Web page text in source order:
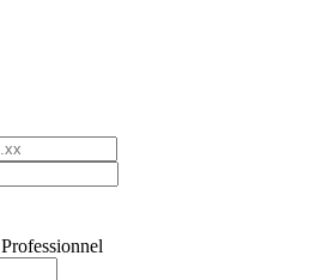
Professionnel